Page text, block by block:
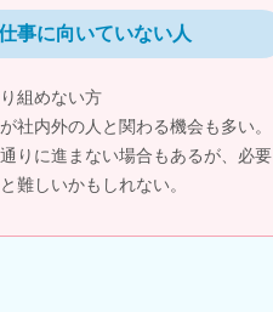
事に向いていない人
組めない方
社内外の人と関わる機会も多い。
りに進まない場合もあるが、必要
難しいかもしれない。